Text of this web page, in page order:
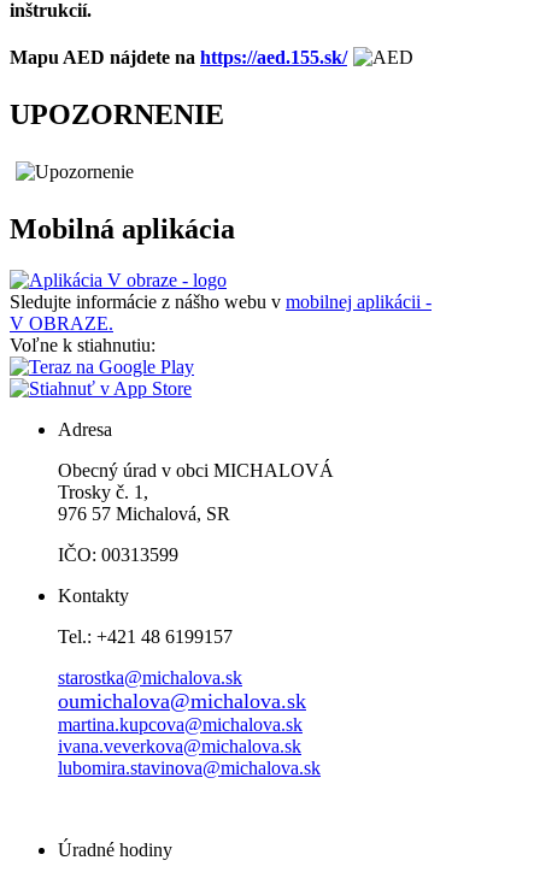
inštrukcií.
Mapu AED nájdete na https://aed.155.sk/
UPOZORNENIE
Mobilná aplikácia
Sledujte informácie z nášho webu v mobilnej aplikácii -
V OBRAZE.
Voľne k stiahnutiu:
Adresa
Obecný úrad v obci MICHALOVÁ
Trosky č. 1,
976 57 Michalová, SR
IČO: 00313599
Kontakty
Tel.: +421 48 6199157
starostka@michalova.sk
oumichalova@michalova.sk
martina.kupcova@michalova.sk
ivana.veverkova@michalova.sk
lubomira.stavinova@michalova.sk
Úradné hodiny